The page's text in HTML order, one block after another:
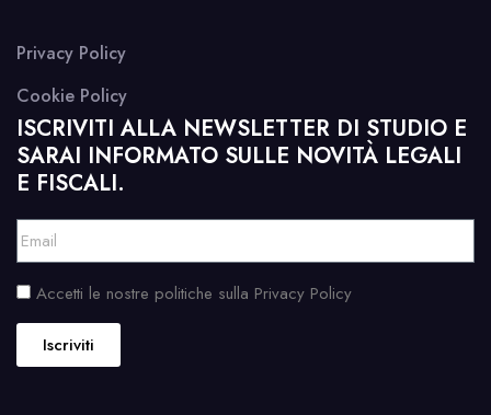
Privacy Policy
Cookie Policy
ISCRIVITI ALLA NEWSLETTER DI STUDIO E
SARAI INFORMATO SULLE NOVITÀ LEGALI
E FISCALI.
Accetti le nostre politiche sulla Privacy Policy
Iscriviti